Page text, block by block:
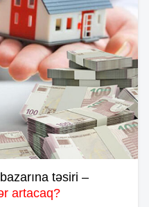
təsiri –
artacaq?